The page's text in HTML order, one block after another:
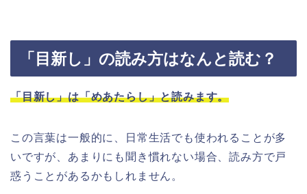
「目新し」の読み方はなんと読む？
「目新し」は「めあたらし」と読みます。
この言葉は一般的に、日常生活でも使われることが多
いですが、あまりにも聞き慣れない場合、読み方で戸
惑うことがあるかもしれません。